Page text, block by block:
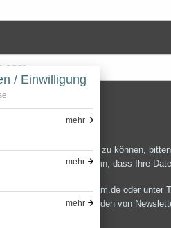
/ Einwilligung
mehr
mehr
mehr
Service bieten zu können,
werden und willigen ein, dass Ihre
presse@bavaria-film.de oder unter
anfordern.Zum Versenden von